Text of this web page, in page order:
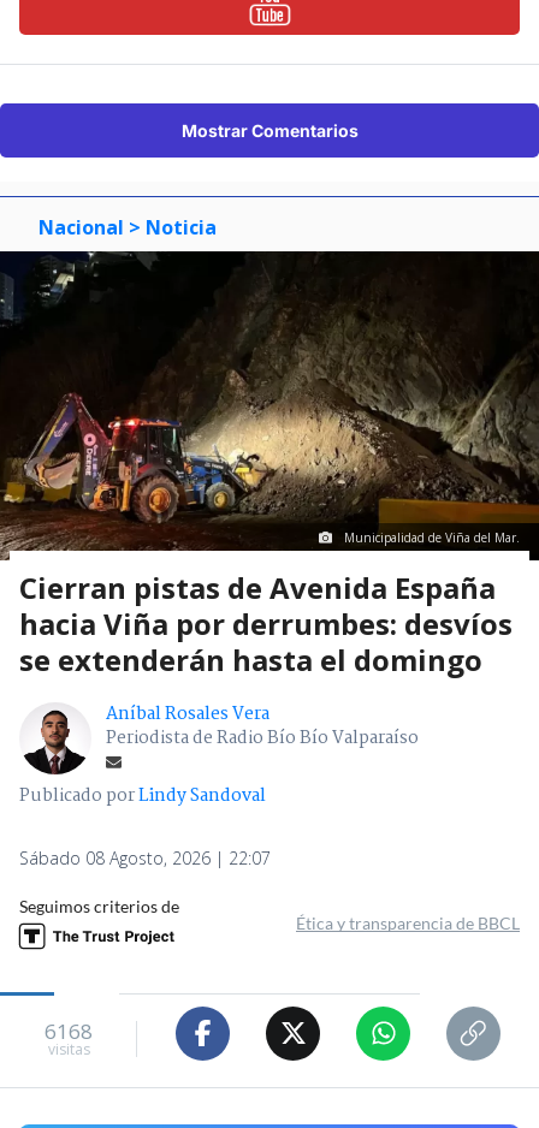
Mostrar Comentarios
Nacional > Noticia
Municipalidad de Viña del Mar.
Cierran pistas de Avenida España
hacia Viña por derrumbes: desvíos
se extenderán hasta el domingo
Aníbal Rosales Vera
Periodista de Radio Bío Bío Valparaíso
Publicado porLindy Sandoval
Sábado 08 Agosto, 2026 | 22:07
Seguimos criterios de
Ética y transparencia de BBCL
6168
visitas